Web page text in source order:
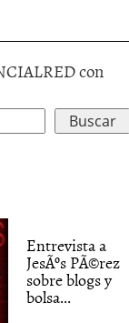
con
Entrevista a
JesÃºs PÃ©rez
sobre blogs y
bolsa...